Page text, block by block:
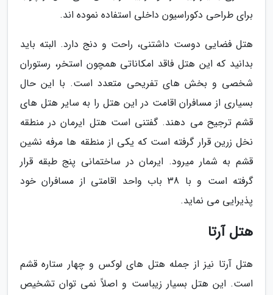
برای طراحی دکوراسیون داخلی استفاده نموده اند.
هتل فضایی دوست داشتنی، راحت و دنج دارد. البته باید
بدانید که این هتل فاقد امکاناتی همچون استخر، رستوران
شخصی و بخش های تفریحی متعدد است. با این حال
بسیاری از مسافران اقامت در این هتل را به سایر هتل های
قشم ترجیح می دهند. گفتنی است هتل ایرمان در منطقه
نخل زرین قرار گرفته است که یکی از منطقه ها مرفه نشین
قشم به شمار میرود. ایرمان در ساختمانی پنج طبقه قرار
گرفته است و با 38 باب واحد اقامتی از مسافران خود
پذیرایی می نماید.
هتل آرتا
هتل آرتا نیز از جمله هتل های لوکس و چهار ستاره قشم
است. این هتل بسیار زیباست و اصلاً نمی توان تشخیص